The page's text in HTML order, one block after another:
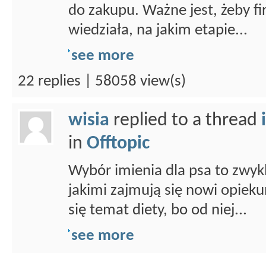
do zakupu. Ważne jest, żeby
wiedziała, na jakim etapie...
see more
22 replies | 58058 view(s)
wisia replied to a thread
in Offtopic
Wybór imienia dla psa to
jakimi zajmują się nowi
się temat diety, bo od niej...
see more